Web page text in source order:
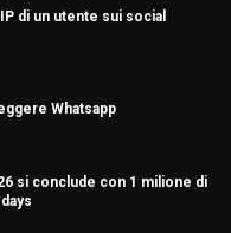
di un utente sui social
Whatsapp
si conclude con 1 milione di